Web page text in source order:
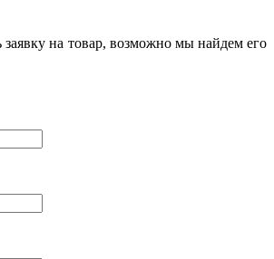
на товар, возможно мы найдем его